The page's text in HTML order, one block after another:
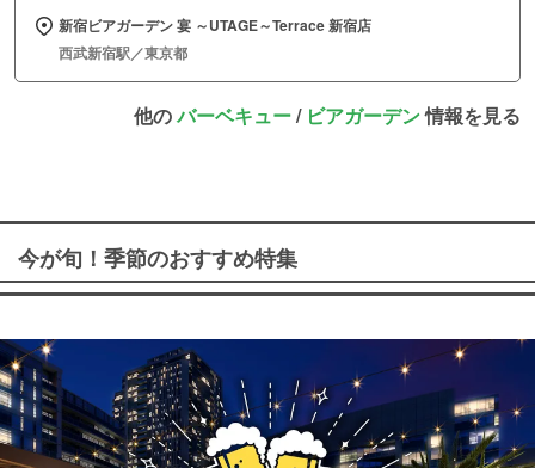
新宿ビアガーデン 宴 ～UTAGE～Terrace 新宿店
西武新宿駅／東京都
他のバーベキュー/ ビアガーデン情報を見る
今が旬！季節のおすすめ特集